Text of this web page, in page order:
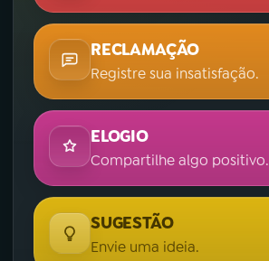
RECLAMAÇÃO
Registre sua insatisfação.
ELOGIO
Compartilhe algo positivo.
SUGESTÃO
Envie uma ideia.